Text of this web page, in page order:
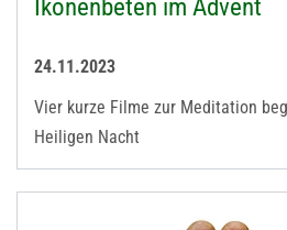
Ikonenbeten im Advent
24.11.2023
Vier kurze Filme zur Meditation
Heiligen Nacht